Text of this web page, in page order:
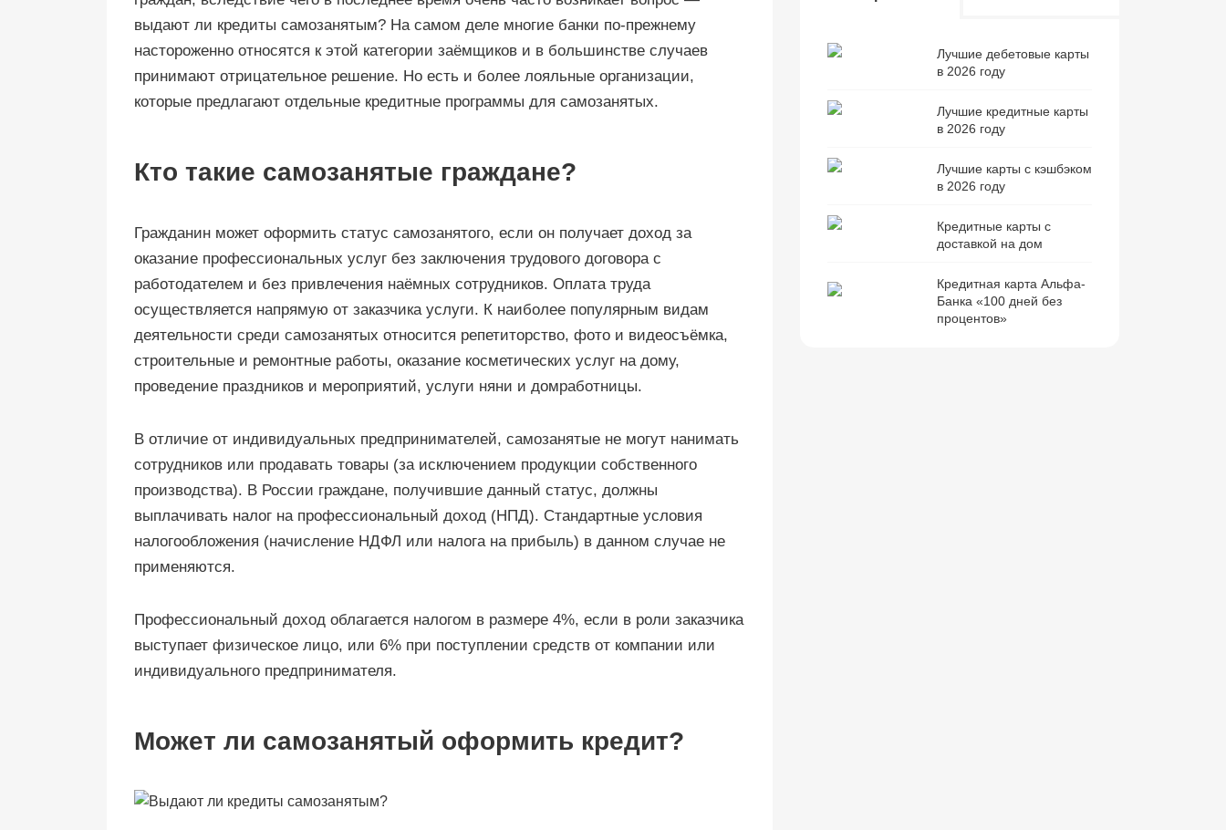
выдают ли кредиты самозанятым? На самом деле многие банки по-прежнему
настороженно относятся к этой категории заёмщиков и в большинстве случаев
принимают отрицательное решение. Но есть и более лояльные организации,
которые предлагают отдельные кредитные программы для самозанятых.
Кто такие самозанятые граждане?
Гражданин может оформить статус самозанятого, если он получает доход за
оказание профессиональных услуг без заключения трудового договора с
работодателем и без привлечения наёмных сотрудников. Оплата труда
осуществляется напрямую от заказчика услуги. К наиболее популярным видам
деятельности среди самозанятых относится репетиторство, фото и видеосъёмка,
строительные и ремонтные работы, оказание косметических услуг на дому,
проведение праздников и мероприятий, услуги няни и домработницы.
В отличие от индивидуальных предпринимателей, самозанятые не могут нанимать
сотрудников или продавать товары (за исключением продукции собственного
производства). В России граждане, получившие данный статус, должны
выплачивать налог на профессиональный доход (НПД). Стандартные условия
налогообложения (начисление НДФЛ или налога на прибыль) в данном случае не
применяются.
Профессиональный доход облагается налогом в размере 4%, если в роли заказчика
выступает физическое лицо, или 6% при поступлении средств от компании или
индивидуального предпринимателя.
Может ли самозанятый оформить кредит?
Лучшие дебетовые карты
в 2026 году
Лучшие кредитные карты
в 2026 году
Лучшие карты с кэшбэком
в 2026 году
Кредитные карты с
доставкой на дом
Кредитная карта Альфа-
Банка «100 дней без
процентов»